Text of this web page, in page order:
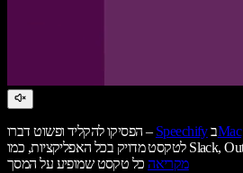
הפסיקו להקליד ופשוט דברו – Speechify בMacהופכת את הדיבור שלכם
מקריאהכל טקסט שמופיע על המסך